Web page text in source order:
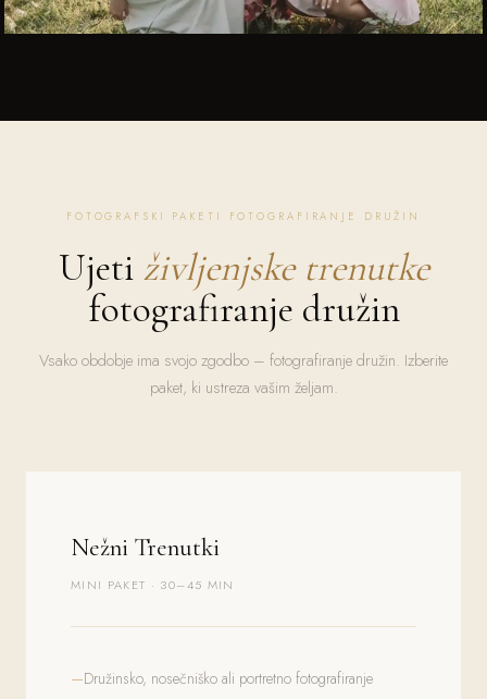
FOTOGRAFSKI PAKETI FOTOGRAFIRANJE DRUŽIN
Ujeti življenjske trenutke
fotografiranje družin
Vsako obdobje ima svojo zgodbo – fotografiranje družin. Izberite
paket, ki ustreza vašim željam.
Nežni Trenutki
MINI PAKET · 30–45 MIN
Družinsko, nosečniško ali portretno fotografiranje